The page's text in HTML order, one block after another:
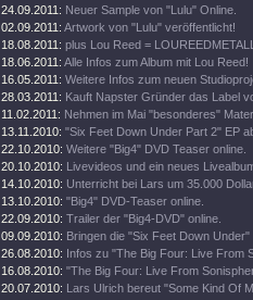
24.09.2011: Neuer Sample von "Lulu" Online.
02.09.2011: Artwork von "Lulu" veröffentlicht!
18.08.2011: plus Lou Reed =
18.06.2011: Alle Infos zum Album mit Lou Reed!
16.05.2011: Weitere Infos zum neuen
28.03.2011: Kauft Napster Gründer das Label
11.02.2011: Nehmen im Mai "besonderes"
13.11.2010: "Six Feet Down Under Part 2" EP
22.10.2010: Weitere "Big4" DVD Teaser online.
20.10.2010: Livevideos und ein neues
14.10.2010: Unterricht bei Lars um 35.000
13.10.2010: "Big4" DVD-Teaser online.
22.09.2010: Trailer der "Big4-DVD" online.
09.09.2010: Bringen die "Six Feet Down Under"
26.08.2010: Infos zu "The Big Four: Live From
16.08.2010: "The Big Four: Live From
20.07.2010: Lars Ulrich bereut "Some Kind Of